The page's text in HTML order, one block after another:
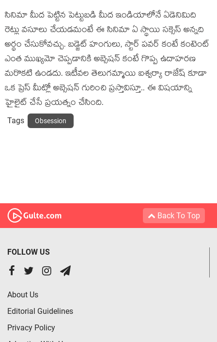
సినిమా మీద పెట్టిన పెట్టుబ‌డి మీద ఇండియాలోనే ఏడెనిమిది
రెట్లు వ‌సూలు చేయ‌డ‌మంటే ఈ సినిమా ఏ స్థాయి స‌క్సెస్ అన్న‌ది
అర్థం చేసుకోవ‌చ్చు. బ‌డ్జెట్ హంగులు, స్టార్ ప‌వ‌ర్ కంటే కంటెంట్
ఎంత ముఖ్య‌మో చెప్ప‌డానికి అబ్సెష‌న్ కంటే గొప్ప ఉదాహ‌ర‌ణ
మ‌రొక‌టి ఉండ‌దు. ఇటీవ‌ల తెలుగమ్మాయి ఐశ్వ‌ర్యా రాజేష్ కూడా
ఒక ప్రెస్ మీట్లో అబ్సెష‌న్ గురించి ప్ర‌స్తావిస్తూ.. ఈ విష‌యాన్ని
హైలైట్ చేసే ప్ర‌య‌త్నం చేసింది.
Tags Obsession
Back To Top
FOLLOW US
About Us
Editorial Guidelines
Privacy Policy